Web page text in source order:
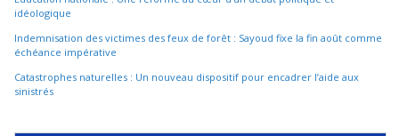
idéologique
Indemnisation des victimes des feux de forêt : Sayoud fixe la fin août comme
échéance impérative
Catastrophes naturelles : Un nouveau dispositif pour encadrer l’aide aux
sinistrés